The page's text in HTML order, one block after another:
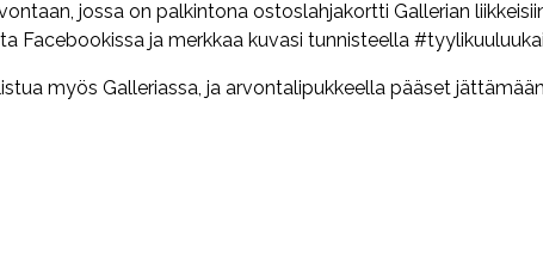
jossa on palkintona ostoslahjakortti Gallerian
Facebookissa ja merkkaa kuvasi tunnisteella
myös Galleriassa, ja arvontalipukkeella pääset